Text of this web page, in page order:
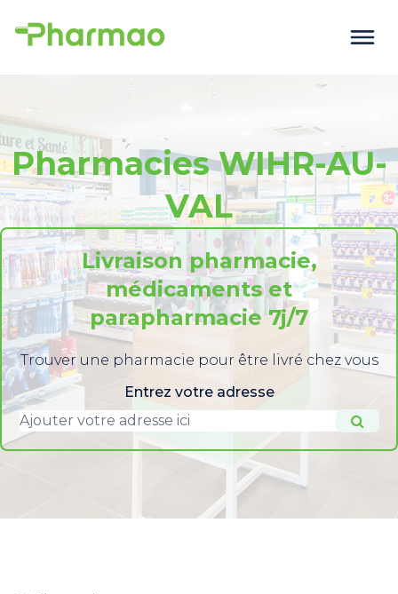
Pharmacies WIHR-AU-
VAL
Livraison pharmacie,
médicaments et
parapharmacie 7j/7
Trouver une pharmacie pour être livré chez vous
Entrez votre adresse